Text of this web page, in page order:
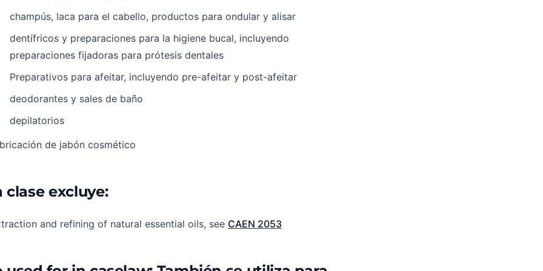
champús, laca para el cabello, productos para ondular y alisar
dentífricos y preparaciones para la higiene bucal, incluyendo
preparaciones fijadoras para prótesis dentales
Preparativos para afeitar, incluyendo pre-afeitar y post-afeitar
deodorantes y sales de baño
depilatorios
de jabón cosmético
clase excluye:
and refining of natural essential oils, see CAEN 2053